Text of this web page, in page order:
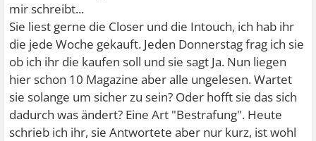
mir schreibt...
Sie liest gerne die Closer und die Intouch, ich hab ihr
die jede Woche gekauft. Jeden Donnerstag frag ich sie
ob ich ihr die kaufen soll und sie sagt Ja. Nun liegen
hier schon 10 Magazine aber alle ungelesen. Wartet
sie solange um sicher zu sein? Oder hofft sie das sich
dadurch was ändert? Eine Art "Bestrafung". Heute
schrieb ich ihr, sie Antwortete aber nur kurz, ist wohl